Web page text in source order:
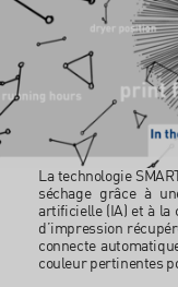
La technologie
séchage grâce à
artificielle (IA) et à la
d’impression
connecte
couleur pertinentes